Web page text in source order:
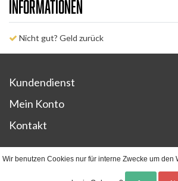
Informationen
Nicht gut? Geld zurück
Kundendienst
Mein Konto
Kontakt
Wir benutzen Cookies nur für interne Zwecke um den